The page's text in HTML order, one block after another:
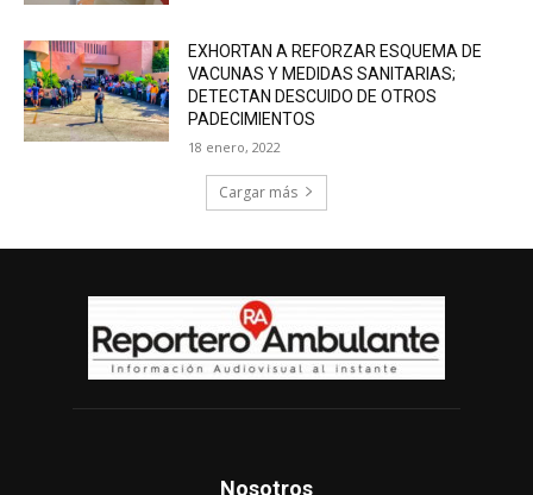
EXHORTAN A REFORZAR ESQUEMA DE
VACUNAS Y MEDIDAS SANITARIAS;
DETECTAN DESCUIDO DE OTROS
PADECIMIENTOS
18 enero, 2022
Cargar más
Nosotros